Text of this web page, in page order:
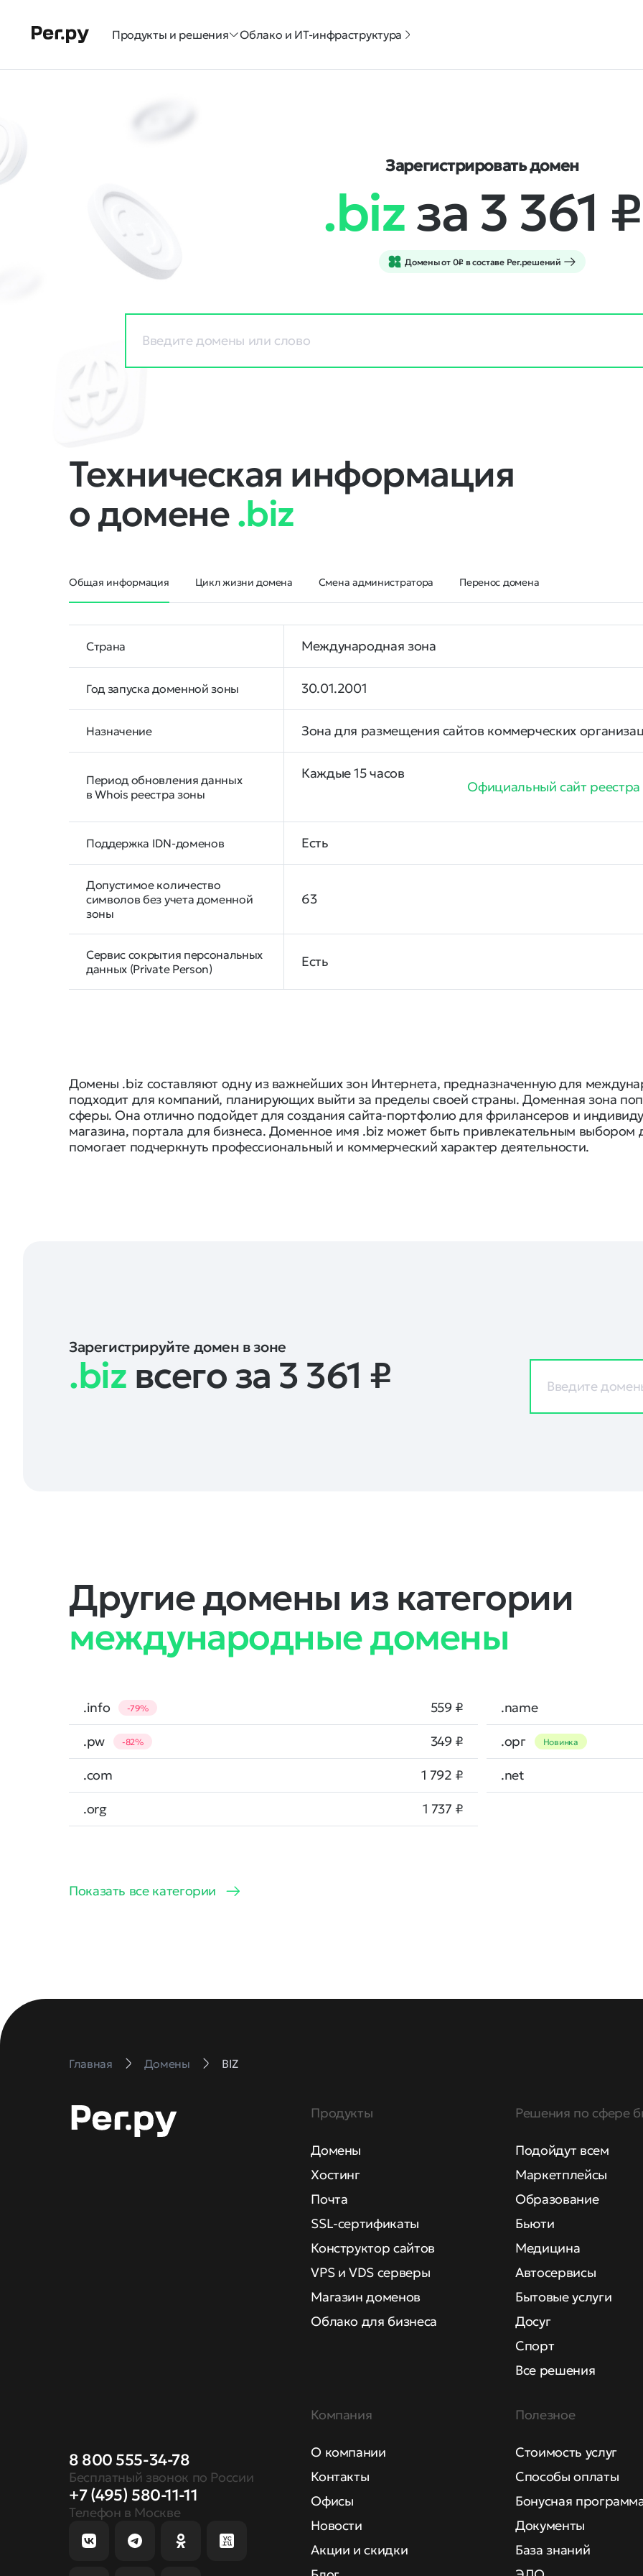
Продукты и решения Облако и ИТ-инфраструктура
Зарегистрировать домен
.bizза 3 361 ₽
Домены от 0₽ в составе Рег.решений
Техническая информация
о домене.biz
Общая информация Цикл жизни домена Смена администратора Перенос домена
Страна Международная зона
Год запуска доменной зоны 30.01.2001
Назначение Зона для размещения сайтов коммерческих
Период обновления данных
в Whois реестра зоны
Каждые 15 часов
Официальный сайт реестра
Поддержка IDN-доменов Есть
Допустимое количество
символов без учета доменной
зоны
63
Сервис сокрытия персональных
данных (Private Person)
Есть
Домены .biz составляют одну из важнейших зон Интернета, предназначенную для
подходит для компаний, планирующих выйти за пределы своей страны. Доменная зона
сферы. Она отлично подойдет для создания сайта-портфолио для фрилансеров и
магазина, портала для бизнеса. Доменное имя .biz может быть привлекательным выбором
помогает подчеркнуть профессиональный и коммерческий характер деятельности.
Зарегистрируйте домен в зоне
.biz всего за 3 361 ₽
Другие домены из категории
международные домены
.info -79% 559 ₽ .name
.pw -82% 349 ₽ .орг Новинка
.com 1 792 ₽ .net
.org 1 737 ₽
Показать все категории
Главная Домены BIZ
8 800 555-34-78
Бесплатный звонок по России
+7 (495) 580-11-11
Телефон в Москве
Продукты
Домены
Хостинг
Почта
SSL-сертификаты
Конструктор сайтов
VPS и VDS серверы
Магазин доменов
Облако для бизнеса
Решения по сфере
Подойдут всем
Маркетплейсы
Образование
Бьюти
Медицина
Автосервисы
Бытовые услуги
Досуг
Спорт
Все решения
Компания
О компании
Контакты
Офисы
Новости
Акции и скидки
Полезное
Стоимость услуг
Способы оплаты
Бонусная
Документы
База знаний